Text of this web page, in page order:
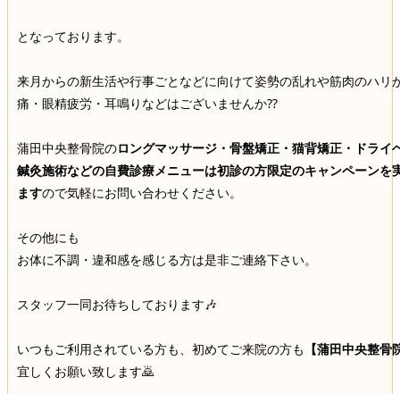
となっております。
来月からの新生活や行事ごとなどに向けて姿勢の乱れや筋肉のハリ
痛・眼精疲労・耳鳴りなどはございませんか⁇
蒲田中央整骨院のロングマッサージ・骨盤矯正・猫背矯正・ドライ
鍼灸施術などの自費診療メニューは初診の方限定のキャンペーンを
ますので気軽にお問い合わせください。
その他にも
お体に不調・違和感を感じる方は是非ご連絡下さい。
スタッフ一同お待ちしております🎶
いつもご利用されている方も、初めてご来院の方も 【蒲田中央整骨
宜しくお願い致します🙇